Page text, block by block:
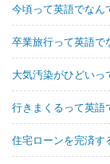
今頃って英語でなん
卒業旅行って英語で
大気汚染がひどいっ
行きまくるって英語
住宅ローンを完済す